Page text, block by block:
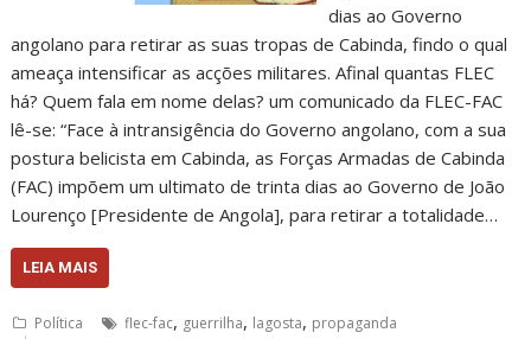
dias ao Governo
angolano para retirar as suas tropas de Cabinda, findo o qual
ameaça intensificar as acções militares. Afinal quantas FLEC
há? Quem fala em nome delas? um comunicado da FLEC-FAC
lê-se: “Face à intransigência do Governo angolano, com a sua
postura belicista em Cabinda, as Forças Armadas de Cabinda
(FAC) impõem um ultimato de trinta dias ao Governo de João
Lourenço [Presidente de Angola], para retirar a totalidade…
LEIA MAIS
Política flec-fac, guerrilha, lagosta, propaganda